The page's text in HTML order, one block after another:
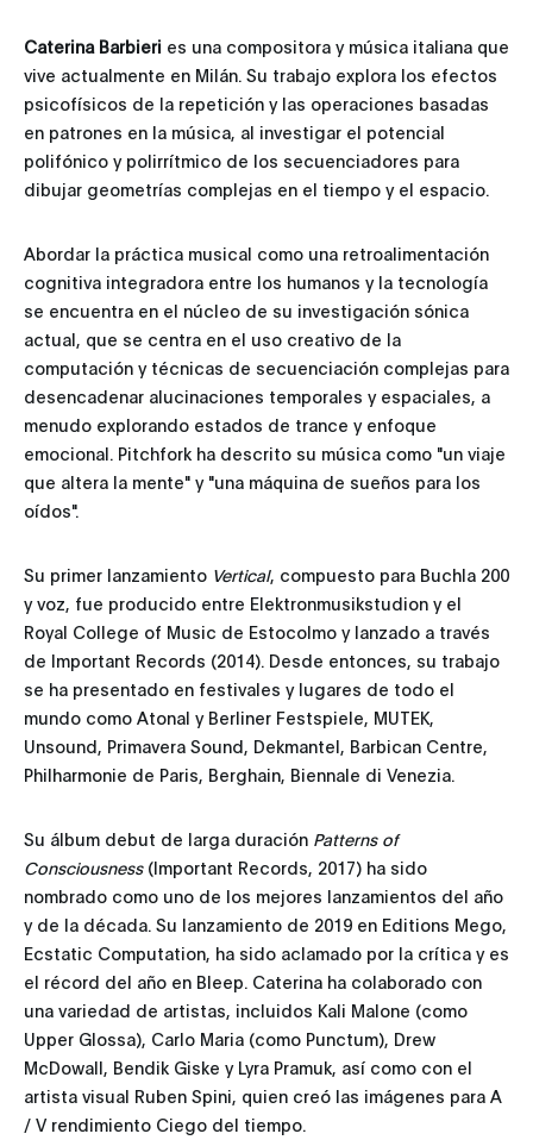
Caterina Barbieri es una compositora y música italiana que
vive actualmente en Milán. Su trabajo explora los efectos
psicofísicos de la repetición y las operaciones basadas
en patrones en la música, al investigar el potencial
polifónico y polirrítmico de los secuenciadores para
dibujar geometrías complejas en el tiempo y el espacio.
Abordar la práctica musical como una retroalimentación
cognitiva integradora entre los humanos y la tecnología
se encuentra en el núcleo de su investigación sónica
actual, que se centra en el uso creativo de la
computación y técnicas de secuenciación complejas para
desencadenar alucinaciones temporales y espaciales, a
menudo explorando estados de trance y enfoque
emocional. Pitchfork ha descrito su música como "un viaje
que altera la mente" y "una máquina de sueños para los
oídos".
Su primer lanzamiento Vertical, compuesto para Buchla 200
y voz, fue producido entre Elektronmusikstudion y el
Royal College of Music de Estocolmo y lanzado a través
de Important Records (2014). Desde entonces, su trabajo
se ha presentado en festivales y lugares de todo el
mundo como Atonal y Berliner Festspiele, MUTEK,
Unsound, Primavera Sound, Dekmantel, Barbican Centre,
Philharmonie de Paris, Berghain, Biennale di Venezia.
Su álbum debut de larga duración Patterns of
Consciousness(Important Records, 2017) ha sido
nombrado como uno de los mejores lanzamientos del año
y de la década. Su lanzamiento de 2019 en Editions Mego,
Ecstatic Computation, ha sido aclamado por la crítica y es
el récord del año en Bleep. Caterina ha colaborado con
una variedad de artistas, incluidos Kali Malone (como
Upper Glossa), Carlo Maria (como Punctum), Drew
McDowall, Bendik Giske y Lyra Pramuk, así como con el
artista visual Ruben Spini, quien creó las imágenes para A
/ V rendimiento Ciego del tiempo.